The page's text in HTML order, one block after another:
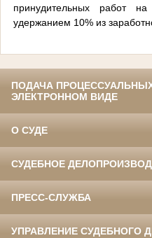
принудительных работ
удержанием 10% из
ПОДАЧА
ЭЛЕКТРОННОМ ВИДЕ
О СУДЕ
СУДЕБНОЕ
ПРЕСС-СЛУЖБА
УПРАВЛЕНИЕ СУДЕБНОГО